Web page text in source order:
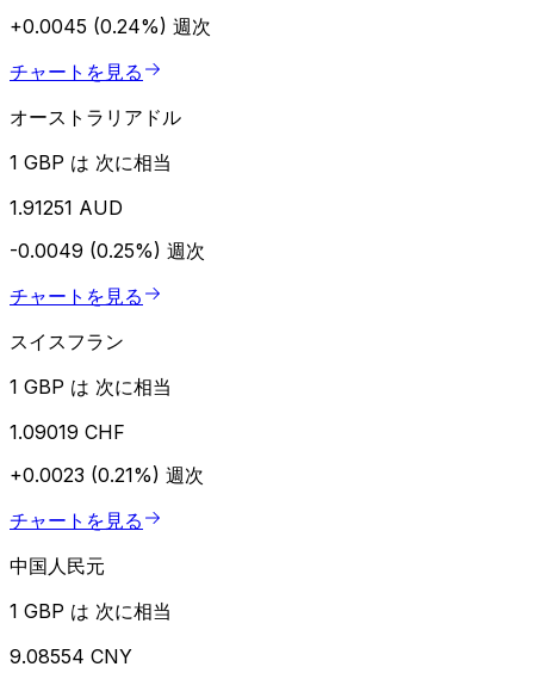
+0.0045 (0.24%) 週次
チャートを見る
オーストラリアドル
1 GBP は 次に相当
1.91251 AUD
-0.0049 (0.25%) 週次
チャートを見る
スイスフラン
1 GBP は 次に相当
1.09019 CHF
+0.0023 (0.21%) 週次
チャートを見る
中国人民元
1 GBP は 次に相当
9.08554 CNY